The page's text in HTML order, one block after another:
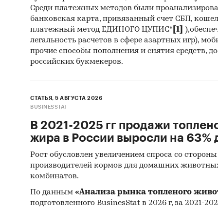
вида
18
300+
Среди платежных методов были
банковская карта, привязанный счет СБП,
платежный метод ЕДИНОГО ЦУПИС* [1]
легальность расчетов в сфере азартных игр),
прочие способы пополнения и снятия средств,
российских букмекеров.
СТАТЬЯ, 5 АВГУСТА 2026
BUSINESSTAT
В 2021-2025 гг продажи
жира в России выросли на 63%
Рост обусловлен увеличением спроса со
производителей кормов для домашних
комбинатов.
По данным «Анализа рынка топленого
подготовленного BusinesStat в 2026 г, за 2021-